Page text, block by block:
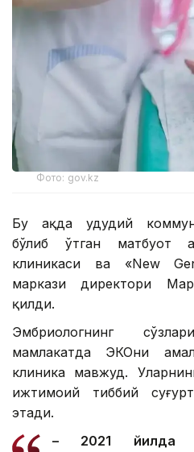
Фото: gov.kz
Бу ҳақда ҳудудий
бўлиб ўтган матбуот
клиникаси ва «New
маркази директори
қилди.
Эмбриологнинг
мамлакатда ЭКОни
клиника мавжуд.
ижтимоий тиббий
этади.
– 2021 йилда